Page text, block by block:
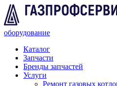
оборудование
Каталог
Запчасти
Бренды запчастей
Услуги
Ремонт газовых